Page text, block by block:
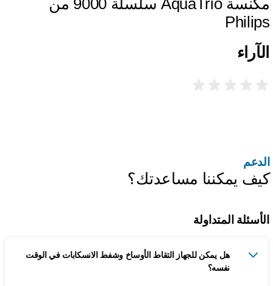
يمكننا مساعدتك؟
المتداولة
هل يمكن للجهاز التقاط الأوساخ وشفط الانسكابات في الوقت
نفسه؟